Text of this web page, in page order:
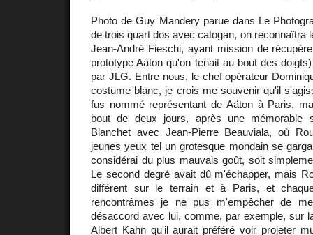
Photo de Guy Mandery parue dans Le
de trois quart dos avec catogan, on reconnaîtra
Jean-André Fieschi, ayant mission de
prototype Aäton qu'on tenait au bout des
par JLG. Entre nous, le chef opérateur
costume blanc, je crois me souvenir qu'il
fus nommé représentant de Aäton à Paris,
bout de deux jours, après une mémorable
Blanchet avec Jean-Pierre Beauviala, où
jeunes yeux tel un grotesque mondain se
considérai du plus mauvais goût, soit
Le second degré avait dû m'échapper, mais
différent sur le terrain et à Paris, et
rencontrâmes je ne pus m'empêcher de
désaccord avec lui, comme, par exemple, sur
Albert Kahn qu'il aurait préféré voir projeter